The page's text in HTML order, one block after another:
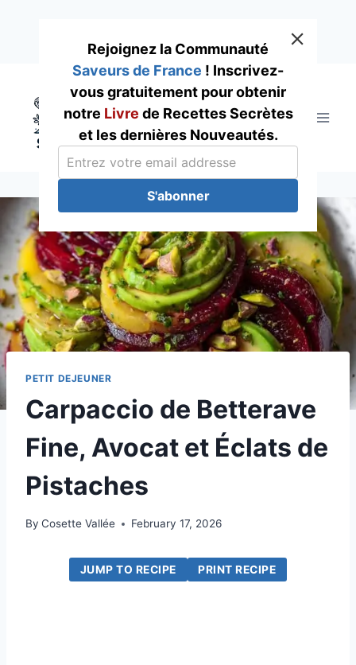
content
PETIT DEJEUNER
Carpaccio de Betterave
Fine, Avocat et Éclats de
Pistaches
By Cosette Vallée February 17, 2026
JUMP TO RECIPE PRINT RECIPE
Rejoignez la Communauté
Saveurs de France ! Inscrivez-
vous gratuitement pour obtenir
notre Livre de Recettes Secrètes
et les dernières Nouveautés.
S'abonner